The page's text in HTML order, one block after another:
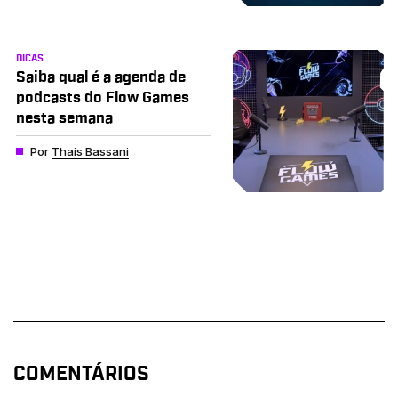
DICAS
Saiba qual é a agenda de
podcasts do Flow Games
nesta semana
Por Thais Bassani
COMENTÁRIOS